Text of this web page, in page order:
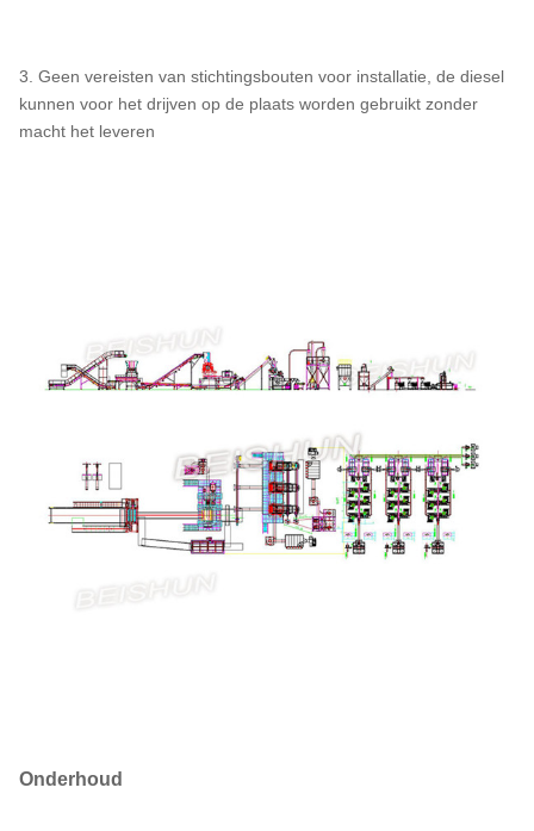
3. Geen vereisten van stichtingsbouten voor installatie, de diesel
kunnen voor het drijven op de plaats worden gebruikt zonder
macht het leveren
Onderhoud